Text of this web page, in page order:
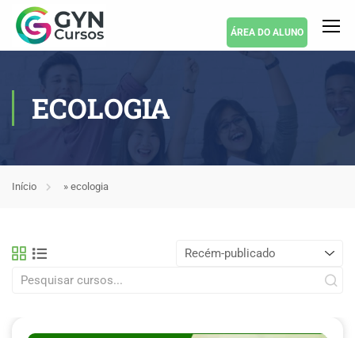
ÁREA DO ALUNO
ECOLOGIA
Início » ecologia